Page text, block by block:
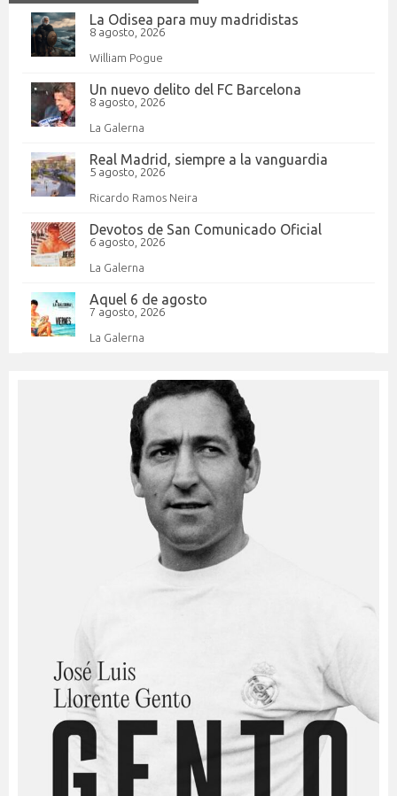
La Odisea para muy madridistas
8 agosto, 2026
William Pogue
Un nuevo delito del FC Barcelona
8 agosto, 2026
La Galerna
Real Madrid, siempre a la vanguardia
5 agosto, 2026
Ricardo Ramos Neira
Devotos de San Comunicado Oficial
6 agosto, 2026
La Galerna
Aquel 6 de agosto
7 agosto, 2026
La Galerna